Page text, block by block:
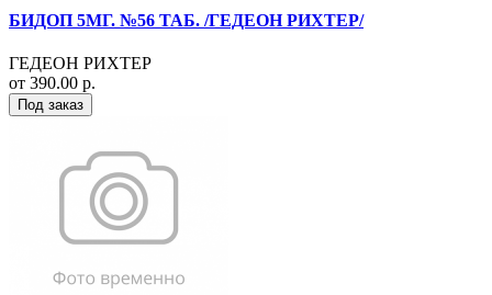
БИДОП 5МГ. №56 ТАБ. /ГЕДЕОН РИХТЕР/
ГЕДЕОН РИХТЕР
от 390.00 р.
Под заказ